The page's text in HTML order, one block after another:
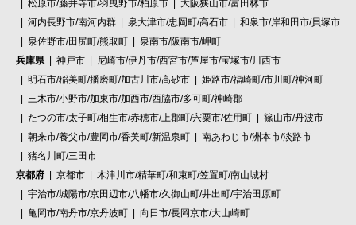
松原市/藤井寺市/羽曳野市/柏原市
大阪狭山市/富田林市
河内長野市/南河内群
泉大津市/忠岡町/高石市
和泉市/岸和田市/貝塚市
泉佐野市/田尻町/熊取町
泉南市/阪南市/岬町
兵庫県
神戸市
尼崎市/伊丹市/西宮市/芦屋市/宝塚市/川西市
明石市/稲美町/播磨町/加古川市/高砂市
姫路市/福崎町/市川町/神河町
三木市/小野市/加東市/加西市/西脇市/多可町/神崎郡
たつの市/太子町/相生市/赤穂市/上郡町/宍粟市/佐用町
篠山市/丹波市
朝来市/養父市/豊岡市/香美町/新温泉町
南あわじ市/洲本市/淡路市
猪名川町/三田市
京都府
京都市
木津川市/精華町/和束町/笠置町/南山城村
宇治市/城陽市/京田辺市/八幡市/久御山町/井出町/宇治田原町
亀岡市/南丹市/京丹波町
向日市/長岡京市/大山崎町